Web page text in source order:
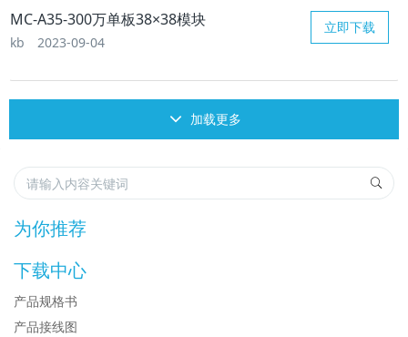
立即下载
MC-A35-300万单板38×38模块
kb 2023-09-04
加载更多
为你推荐
下载中心
产品规格书
产品接线图